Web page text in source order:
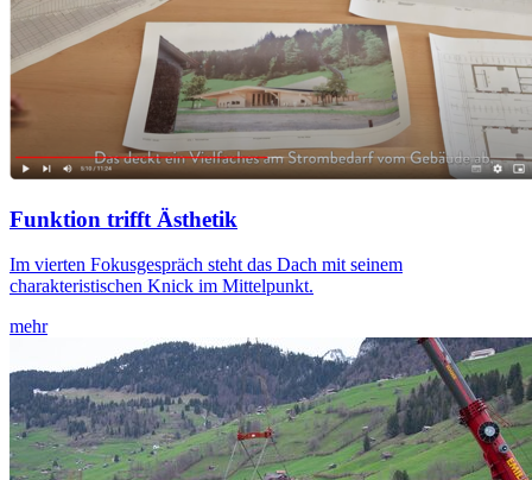
Funktion trifft Ästhetik
Im vierten Fokusgespräch steht das Dach mit seinem
charakteristischen Knick im Mittelpunkt.
mehr